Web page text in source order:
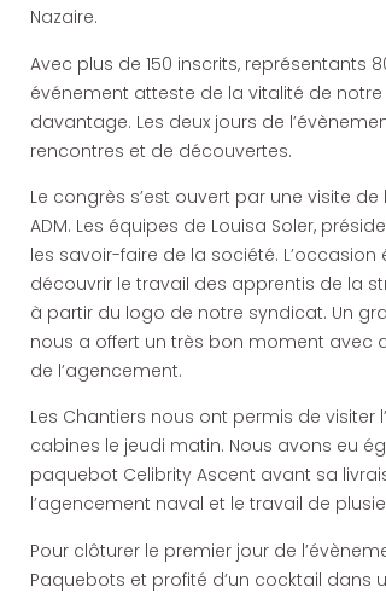
Nazaire.
Avec plus de 150 inscrits, représentants
événement atteste de la vitalité de
davantage. Les deux jours de
rencontres et de découvertes.
Le congrès s’est ouvert par une visite
ADM. Les équipes de Louisa Soler,
les savoir-faire de la société.
découvrir le travail des apprentis de la
à partir du logo de notre syndicat. Un
nous a offert un très bon moment avec
de l’agencement.
Les Chantiers nous ont permis de visiter
cabines le jeudi matin. Nous avons eu
paquebot Celibrity Ascent avant sa
l’agencement naval et le travail de
Pour clôturer le premier jour de
Paquebots et profité d’un cocktail dans